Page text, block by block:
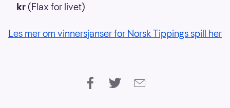
kr (Flax for livet)
Les mer om vinnersjanser for Norsk Tippings spill her